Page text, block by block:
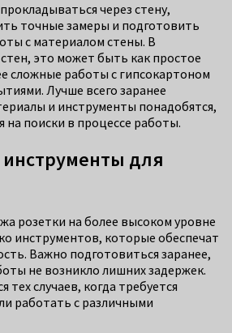
через стену,
точные замеры и подготовить
с материалом стены. В
это может быть как простое
сложные работы с гипсокартоном
Лучше всего заранее
и инструменты понадобятся,
на поиски в процессе работы.
для
розетки на более высоком уровне
инструментов, которые обеспечат
Важно подготовиться заранее,
не возникло лишних задержек.
тех случаев, когда требуется
работать с различными